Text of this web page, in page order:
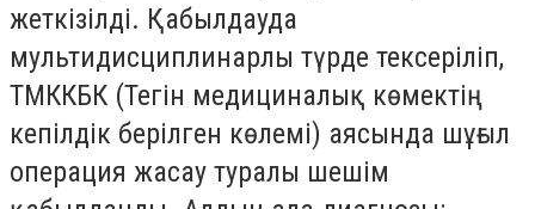
жеткізілді. Қабылдауда
мультидисциплинарлы түрде тексеріліп,
ТМККБК (Тегін медициналық көмектің
кепілдік берілген көлемі) аясында шұғыл
операция жасау туралы шешім